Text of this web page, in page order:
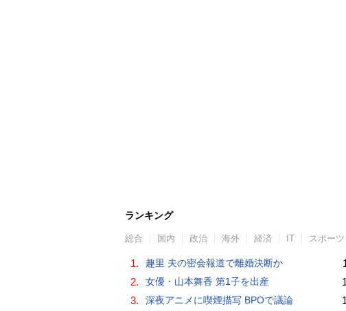
ランキング
総合 国内 政治 海外 経済 IT スポーツ
1. 趣里 夫の密会報道で離婚決断か
2. 女優・山本舞香 第1子を出産
3. 深夜アニメに喫煙描写 BPOで議論